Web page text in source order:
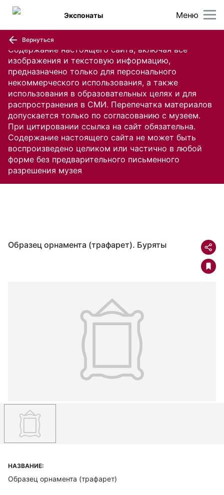
Содержание настоящего сайта, включая все
изображения и текстовую информацию,
предназначено только для персонального
некоммерческого использования, а также
использования в образовательных целях и для
распространения в СМИ. Перепечатка материалов
допускается только по согласованию с музеем.
При цитировании ссылка на сайт обязательна.
Содержание настоящего сайта не может быть
воспроизведено целиком или частично в любой
форме без предварительного письменного
разрешения музея
Меню
Экспонаты
Вернуться
Образец орнамента (трафарет). Буряты
НАЗВАНИЕ:
Образец орнамента (трафарет)